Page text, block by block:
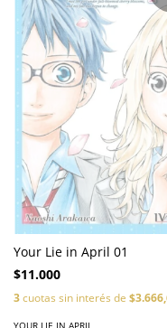
Your Lie in April 01
$11.000
3cuotas sin interés de
YOUR LIE IN APRIL